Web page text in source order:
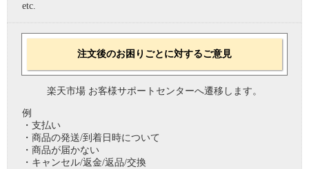
etc.
注文後のお困りごとに対するご意見
楽天市場 お客様サポートセンターへ遷移します。
例
・支払い
・商品の発送/到着日時について
・商品が届かない
・キャンセル/返金/返品/交換